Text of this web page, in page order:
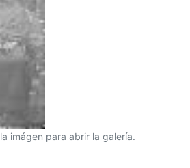
imágen para abrir la galería.